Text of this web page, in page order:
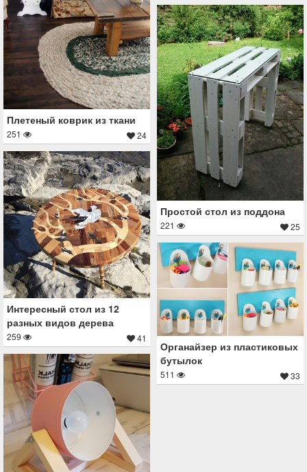
Плетеный коврик из ткани
251 24
Простой стол из поддона
221 25
Интересный стол из 12
разных видов дерева
259 41
Органайзер из пластиковых
бутылок
511 33